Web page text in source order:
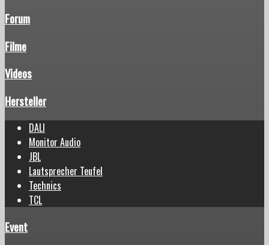
Forum
Filme
Videos
Hersteller
DALI
Monitor Audio
JBL
Lautsprecher Teufel
Technics
TCL
Event